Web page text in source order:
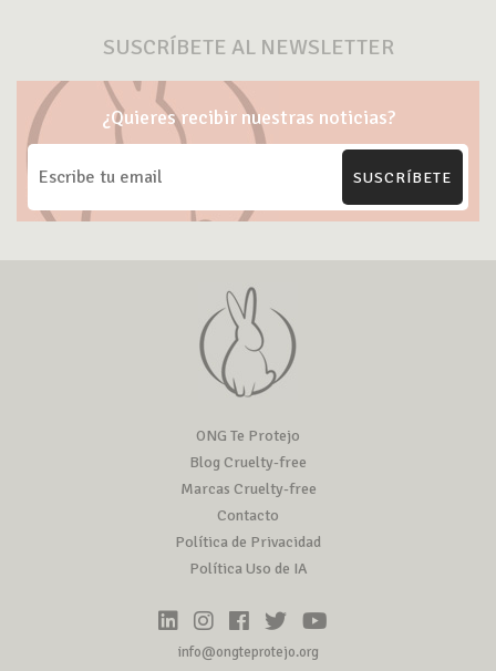
SUSCRÍBETE AL NEWSLETTER
¿Quieres recibir nuestras noticias?
SUSCRÍBETE
ONG Te Protejo
Blog Cruelty-free
Marcas Cruelty-free
Contacto
Política de Privacidad
Política Uso de IA
info@ongteprotejo.org